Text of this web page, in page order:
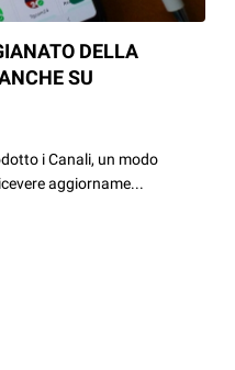
DELLA
SU
i Canali, un modo
aggiorname...